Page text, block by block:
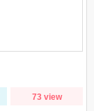
73 view